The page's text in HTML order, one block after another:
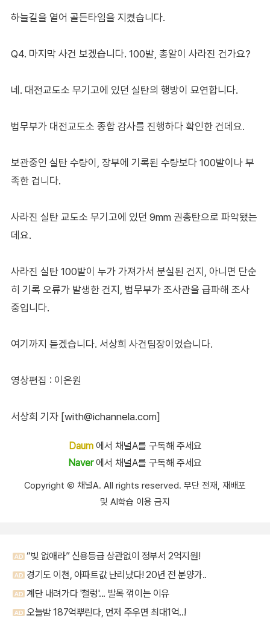
하늘길을 열어 골든타임을 지켰습니다.
Q4. 마지막 사건 보겠습니다. 100발, 총알이 사라진 건가요?
네. 대전교도소 무기고에 있던 실탄의 행방이 묘연합니다.
법무부가 대전교도소 종합 감사를 진행하다 확인한 건데요.
보관중인 실탄 수량이, 장부에 기록된 수량보다 100발이나 부
족한 겁니다.
사라진 실탄 교도소 무기고에 있던 9mm 권총탄으로 파악됐는
데요.
사라진 실탄 100발이 누가 가져가서 분실된 건지, 아니면 단순
히 기록 오류가 발생한 건지, 법무부가 조사관을 급파해 조사
중입니다.
여기까지 듣겠습니다. 서상희 사건팀장이었습니다.
영상편집 : 이은원
서상희 기자 [with@ichannela.com]
Daum에서 채널A를 구독해 주세요
Naver에서 채널A를 구독해 주세요
Copyright Ⓒ 채널A. All rights reserved. 무단 전재, 재배포
및 AI학습 이용 금지